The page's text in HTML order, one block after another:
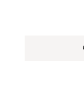
MAKEUP